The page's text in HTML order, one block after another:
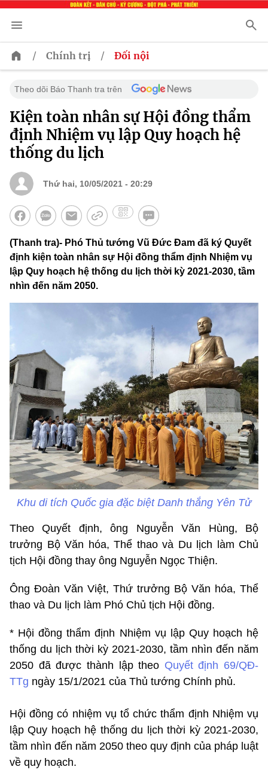
/ Chính trị / Đối nội
Theo dõi Báo Thanh tra trên
Kiện toàn nhân sự Hội đồng thẩm
định Nhiệm vụ lập Quy hoạch hệ
thống du lịch
Thứ hai, 10/05/2021 - 20:29
(Thanh tra)- Phó Thủ tướng Vũ Đức Đam đã ký Quyết
định kiện toàn nhân sự Hội đồng thẩm định Nhiệm vụ
lập Quy hoạch hệ thống du lịch thời kỳ 2021-2030, tầm
nhìn đến năm 2050.
Khu di tích Quốc gia đặc biệt Danh thắng Yên Tử
Theo Quyết định, ông Nguyễn Văn Hùng, Bộ
trưởng Bộ Văn hóa, Thể thao và Du lịch làm Chủ
tịch Hội đồng thay ông Nguyễn Ngọc Thiện.
Ông Đoàn Văn Việt, Thứ trưởng Bộ Văn hóa, Thể
thao và Du lịch làm Phó Chủ tịch Hội đồng.
* Hội đồng thẩm định Nhiệm vụ lập Quy hoạch hệ
thống du lịch thời kỳ 2021-2030, tầm nhìn đến năm
2050 đã được thành lập theo Quyết định 69/QĐ-
TTg ngày 15/1/2021 của Thủ tướng Chính phủ.
Hội đồng có nhiệm vụ tổ chức thẩm định Nhiệm vụ
lập Quy hoạch hệ thống du lịch thời kỳ 2021-2030,
tầm nhìn đến năm 2050 theo quy định của pháp luật
về quy hoạch.